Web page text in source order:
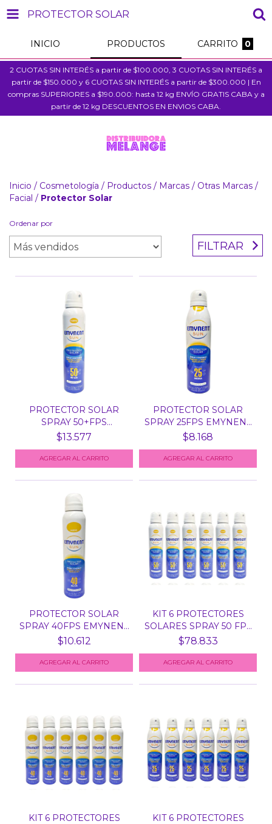
PROTECTOR SOLAR
INICIO PRODUCTOS CARRITO 0
2 CUOTAS SIN INTERÉS a partir de $100.000, 3 CUOTAS SIN INTERÉS a
partir de $150.000 y 6 CUOTAS SIN INTERÉS a partir de $300.000 | En
compras SUPERIORES a $190.000: hasta 12 kg ENVÍO GRATIS CABA y a
partir de 12 kg DESCUENTOS EN ENVIOS CABA.
Inicio / Cosmetología / Productos / Marcas / Otras Marcas /
Facial / Protector Solar
Ordenar por
FILTRAR
PROTECTOR SOLAR
SPRAY 50+FPS
EMYNENT SUN...
$13.577
PROTECTOR SOLAR
SPRAY 25FPS EMYNENT
SUN...
$8.168
PROTECTOR SOLAR
SPRAY 40FPS EMYNENT
SUN...
$10.612
KIT 6 PROTECTORES
SOLARES SPRAY 50 FPS
E...
$78.833
KIT 6 PROTECTORES
KIT 6 PROTECTORES